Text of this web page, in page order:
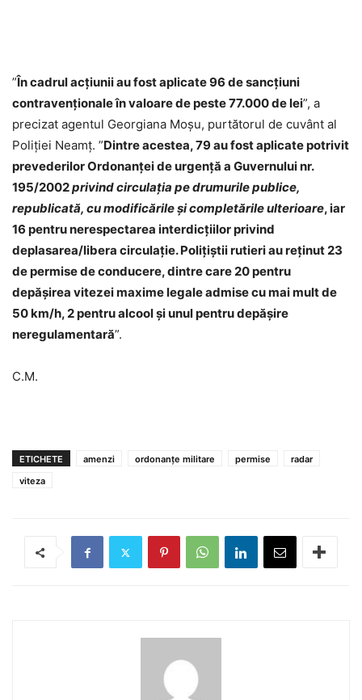
”În cadrul acțiunii au fost aplicate 96 de sancțiuni
contravenționale în valoare de peste 77.000 de lei”, a
precizat agentul Georgiana Moșu, purtătorul de cuvânt al
Poliției Neamț. ”Dintre acestea, 79 au fost aplicate potrivit
prevederilor Ordonanței de urgență a Guvernului nr.
195/2002privind circulația pe drumurile publice,
republicată, cu modificările și completările ulterioare, iar
16 pentru nerespectarea interdicțiilor privind
deplasarea/libera circulație. Polițiștii rutieri au reținut 23
de permise de conducere, dintre care 20 pentru
depășirea vitezei maxime legale admise cu mai mult de
50 km/h, 2 pentru alcool și unul pentru depășire
neregulamentară”.
C.M.
ETICHETE amenzi ordonanţe militare permise
radar
viteza